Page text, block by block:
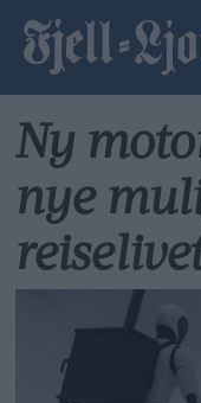
Ny
nye